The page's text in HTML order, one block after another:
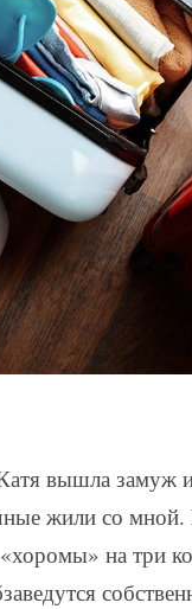
вышла замуж
жили со мной.
на три